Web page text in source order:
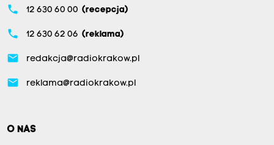
phone 12 630 60 00 (recepcja)
phone 12 630 62 06 (reklama)
email redakcja@radiokrakow.pl
email reklama@radiokrakow.pl
O NAS